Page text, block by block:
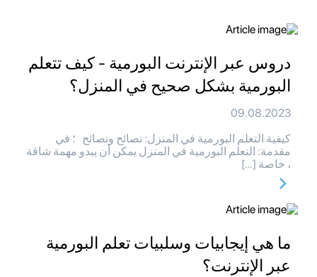
دروس عبر الإنترنت البورمية - كيف تتعلم
البورمية بشكل صحيح في المنزل؟
09.08.2023
كيفية التعلم البورمية في المنزل: نصائح ونصائح ؛ في
مقدمة: التعلم البورمية في المنزل يمكن أن يبدو مهمة شاقة
، خاصة […]
ما هي إيجابيات وسلبيات تعلم البورمية
عبر الإنترنت؟